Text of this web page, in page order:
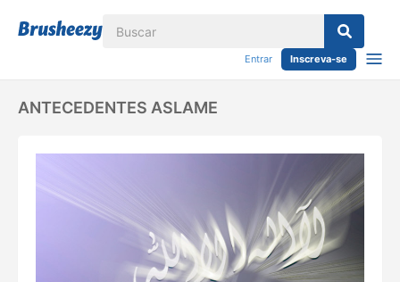
Entrar Inscreva-se
ANTECEDENTES ASLAME